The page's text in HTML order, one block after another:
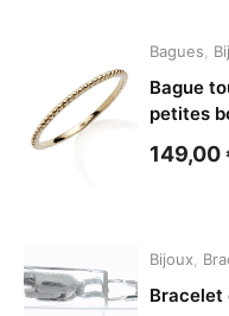
Bagues
Bague
petites
149,00
Bijoux
Bracelet